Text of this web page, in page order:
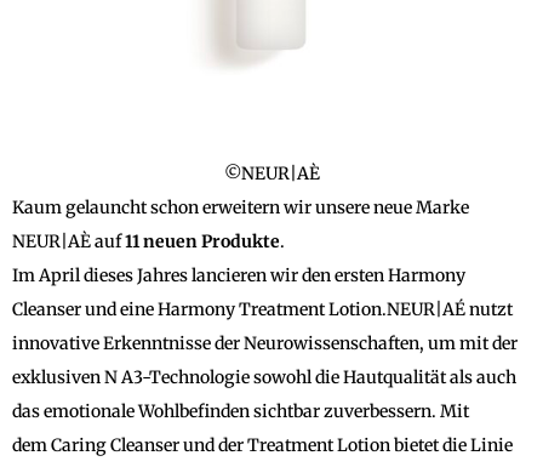
©NEUR|AÈ
Kaum gelauncht schon erweitern wir unsere neue Marke
NEUR|AÈ auf11 neuen Produkte.
Im April dieses Jahres lancieren wir den ersten Harmony
Cleanser und eine Harmony Treatment Lotion.NEUR|AÉ nutzt
innovative Erkenntnisse der Neurowissenschaften, um mit der
exklusiven N A3-Technologie sowohl die Hautqualität als auch
das emotionale Wohlbefinden sichtbar zuverbessern. Mit
dem Caring Cleanser und der Treatment Lotion bietet die Linie